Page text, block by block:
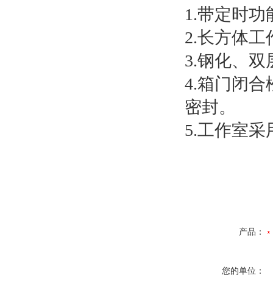
1.带定时
2.长方体工
3.钢化、
4.箱门闭合
密封。
5.工作室采
产品：
您的单位：